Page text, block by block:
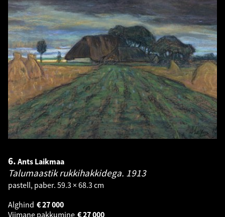
6. Ants Laikmaa
Talumaastik rukkihakkidega. 1913
pastell, paber. 59.3 × 68.3 cm
Alghind
27 000
€
Viimane pakkumine
27 000
€